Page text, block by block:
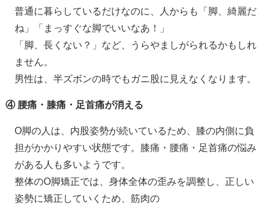
普通に暮らしているだけなのに、人からも「脚、綺麗だ
ね」「まっすぐな脚でいいなあ！」
「脚、長くない？」など、うらやましがられるかもしれ
ません。
男性は、半ズボンの時でもガニ股に見えなくなります。
④ 腰痛・膝痛・足首痛が消える
O脚の人は、内股姿勢が続いているため、膝の内側に負
担がかかりやすい状態です。膝痛・腰痛・足首痛の悩み
がある人も多いようです。
整体のO脚矯正では、身体全体の歪みを調整し、正しい
姿勢に矯正していくため、筋肉の